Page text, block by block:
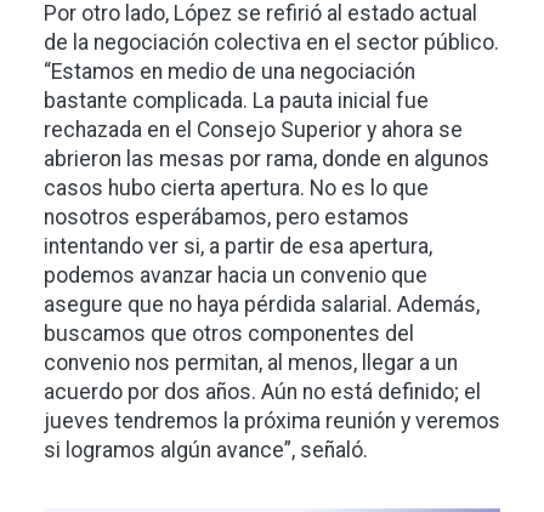
Por otro lado, López se refirió al estado actual
de la negociación colectiva en el sector público.
“Estamos en medio de una negociación
bastante complicada. La pauta inicial fue
rechazada en el Consejo Superior y ahora se
abrieron las mesas por rama, donde en algunos
casos hubo cierta apertura. No es lo que
nosotros esperábamos, pero estamos
intentando ver si, a partir de esa apertura,
podemos avanzar hacia un convenio que
asegure que no haya pérdida salarial. Además,
buscamos que otros componentes del
convenio nos permitan, al menos, llegar a un
acuerdo por dos años. Aún no está definido; el
jueves tendremos la próxima reunión y veremos
si logramos algún avance”, señaló.